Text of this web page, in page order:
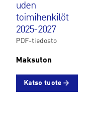
uden
toimihenkilöt
2025-2027
PDF-tiedosto
Maksuton
Katso tuote